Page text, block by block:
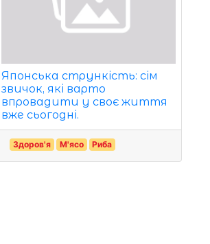
Японська стрункість: сім
звичок, які варто
впровадити у своє життя
вже сьогодні.
Здоров'я М'ясо Риба